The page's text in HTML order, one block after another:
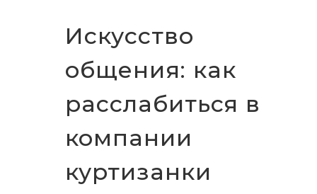
Искусство
общения: как
расслабиться в
компании
куртизанки